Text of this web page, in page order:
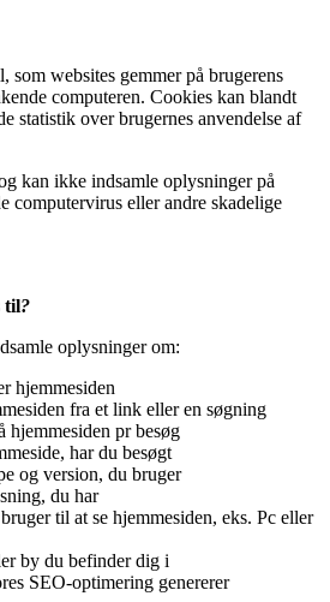
som websites gemmer på brugerens
computeren. Cookies kan blandt
statistik over brugernes anvendelse af
kan ikke indsamle oplysninger på
computervirus eller andre skadelige
til?
oplysninger om:
hjemmesiden
fra et link eller en søgning
pr besøg
har du besøgt
og version, du bruger
du har
til at se hjemmesiden, eks. Pc eller
by du befinder dig i
SEO-optimering genererer